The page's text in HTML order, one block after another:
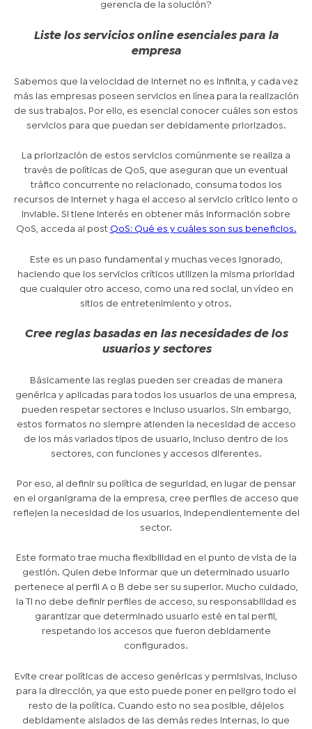
gerencia de la solución?
Liste los servicios online esenciales para la
empresa
Sabemos que la velocidad de Internet no es infinita, y cada vez
más las empresas poseen servicios en línea para la realización
de sus trabajos. Por ello, es esencial conocer cuáles son estos
servicios para que puedan ser debidamente priorizados.
La priorización de estos servicios comúnmente se realiza a
través de políticas de QoS, que aseguran que un eventual
tráfico concurrente no relacionado, consuma todos los
recursos de Internet y haga el acceso al servicio crítico lento o
inviable. Si tiene interés en obtener más información sobre
QoS, acceda al post QoS: Qué es y cuáles son sus beneficios.
Este es un paso fundamental y muchas veces ignorado,
haciendo que los servicios críticos utilizen la misma prioridad
que cualquier otro acceso, como una red social, un vídeo en
sitios de entretenimiento y otros.
Cree reglas basadas en las necesidades de los
usuarios y sectores
Básicamente las reglas pueden ser creadas de manera
genérica y aplicadas para todos los usuarios de una empresa,
pueden respetar sectores e incluso usuarios. Sin embargo,
estos formatos no siempre atienden la necesidad de acceso
de los más variados tipos de usuario, incluso dentro de los
sectores, con funciones y accesos diferentes.
Por eso, al definir su política de seguridad, en lugar de pensar
en el organigrama de la empresa, cree perfiles de acceso que
reflejen la necesidad de los usuarios, independientemente del
sector.
Este formato trae mucha flexibilidad en el punto de vista de la
gestión. Quien debe informar que un determinado usuario
pertenece al perfil A o B debe ser su superior. Mucho cuidado,
la TI no debe definir perfiles de acceso, su responsabilidad es
garantizar que determinado usuario esté en tal perfil,
respetando los accesos que fueron debidamente
configurados.
Evite crear políticas de acceso genéricas y permisivas, incluso
para la dirección, ya que esto puede poner en peligro todo el
resto de la política. Cuando esto no sea posible, déjelos
debidamente aislados de las demás redes internas, lo que